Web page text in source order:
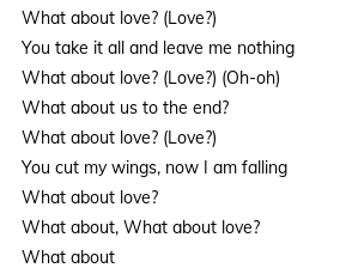
What about love? (Love?)
You take it all and leave me nothing
What about love? (Love?) (Oh-oh)
What about us to the end?
What about love? (Love?)
You cut my wings, now I am falling
What about love?
What about, What about love?
What about